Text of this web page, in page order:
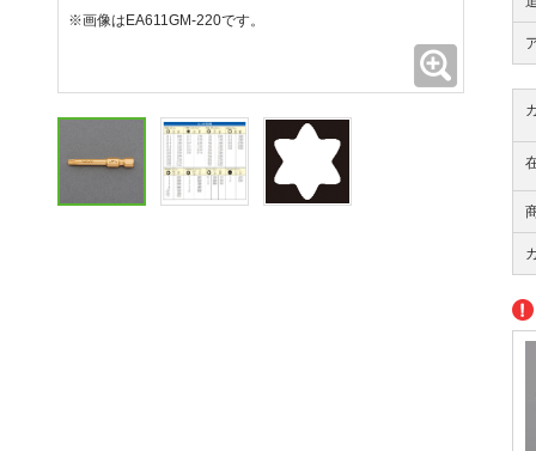
※画像はEA611GM-220です。